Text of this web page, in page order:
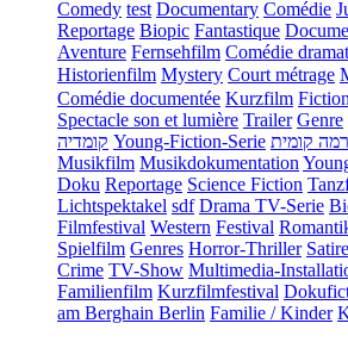
Comedy test Documentary Comédie
Reportage Biopic Fantastique
Aventure Fernsehfilm Comédie
Historienfilm Mystery Court métrage
Comédie documentée Kurzfilm Fiction
Spectacle son et lumière Trailer Genre
קומדיה Young-Fiction-Serie קומית
Musikfilm Musikdokumentation
Doku Reportage Science Fiction
Lichtspektakel sdf Drama TV-Serie
Filmfestival Western Festival
Spielfilm Genres Horror-Thriller Satire
Crime TV-Show Multimedia-
Familienfilm Kurzfilmfestival
am Berghain Berlin Familie / Kinder